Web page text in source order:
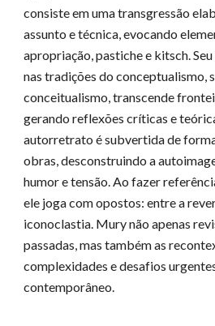
consiste em uma transgressão
assunto e técnica, evocando
apropriação, pastiche e kitsch.
nas tradições do conceptualismo,
conceitualismo, transcende
gerando reflexões críticas e
autorretrato é subvertida de
obras, desconstruindo a
humor e tensão. Ao fazer
ele joga com opostos: entre a
iconoclastia. Mury não apenas
passadas, mas também as
complexidades e desafios
contemporâneo.